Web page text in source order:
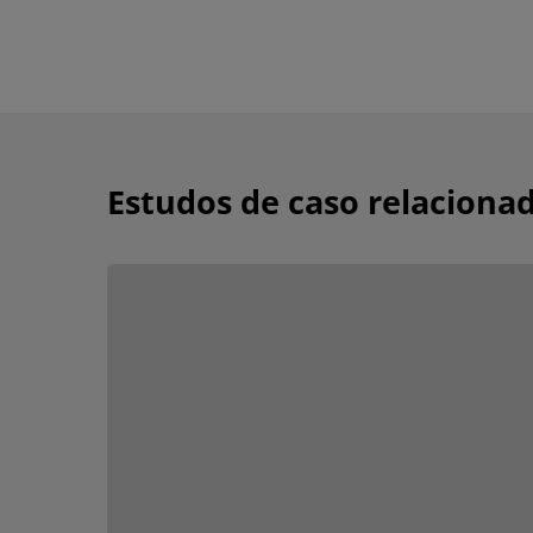
Estudos de caso